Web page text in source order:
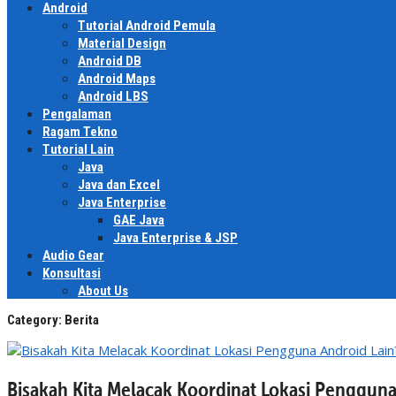
Android
Tutorial Android Pemula
Material Design
Android DB
Android Maps
Android LBS
Pengalaman
Ragam Tekno
Tutorial Lain
Java
Java dan Excel
Java Enterprise
GAE Java
Java Enterprise & JSP
Audio Gear
Konsultasi
About Us
Category: Berita
Bisakah Kita Melacak Koordinat Lokasi